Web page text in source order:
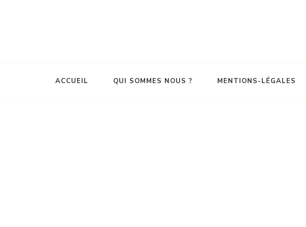
ACCUEIL QUI SOMMES NOUS ? MENTIONS-LÉGALES